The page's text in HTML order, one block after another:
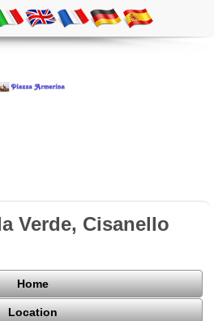
Verde, Cisanello
Home
Location